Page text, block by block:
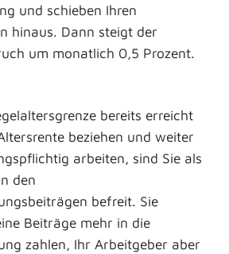
und schieben Ihren
hinaus. Dann steigt der
um monatlich 0,5 Prozent.
bereits erreicht
beziehen und weiter
arbeiten, sind Sie als
den
befreit. Sie
Beiträge mehr in die
zahlen, Ihr Arbeitgeber aber